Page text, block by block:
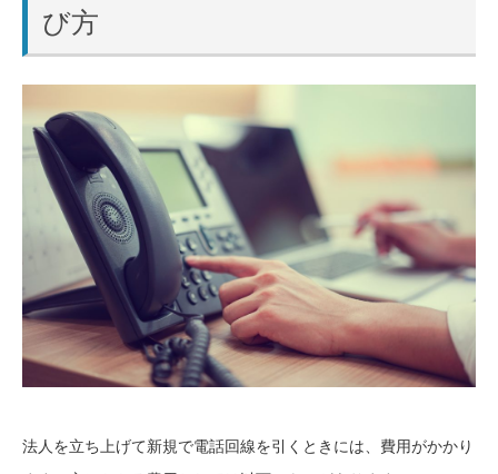
び方
法人を立ち上げて新規で電話回線を引くときには、費用がかかり